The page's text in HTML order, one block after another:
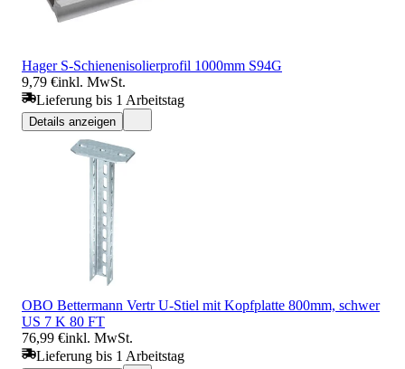
Hager S-Schienenisolierprofil 1000mm S94G
9,79 €inkl. MwSt.
Lieferung bis 1 Arbeitstag
Details anzeigen
OBO Bettermann Vertr U-Stiel mit Kopfplatte 800mm, schwer
US 7 K 80 FT
76,99 €inkl. MwSt.
Lieferung bis 1 Arbeitstag